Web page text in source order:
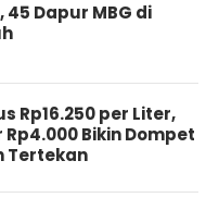
45 Dapur MBG di
Rp16.250 per Liter,
Bikin Dompet
Tertekan